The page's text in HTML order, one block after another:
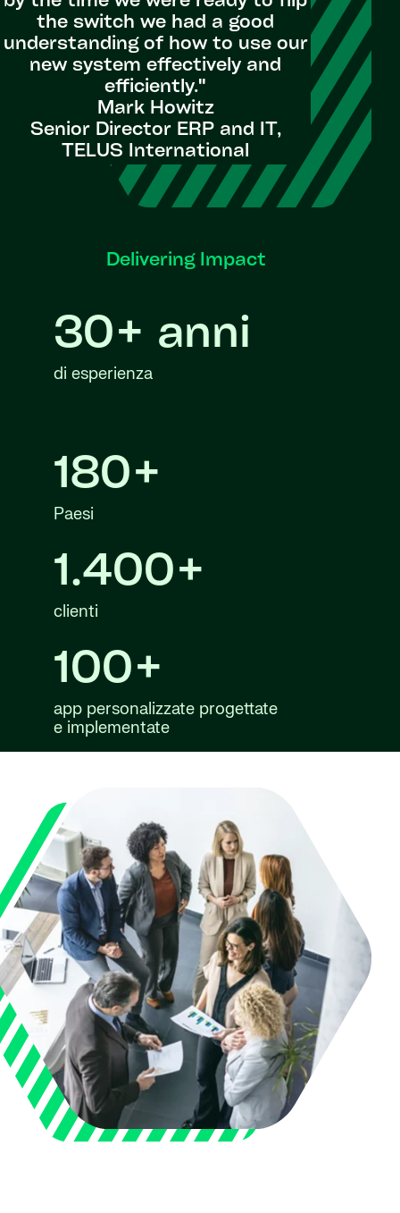
the switch we had a good
understanding of how to use our
new system effectively and
efficiently."
Mark Howitz
Senior Director ERP and IT,
TELUS International
Delivering Impact
30+ anni
di esperienza
180+
Paesi
1.400+
clienti
100+
app personalizzate progettate
e implementate